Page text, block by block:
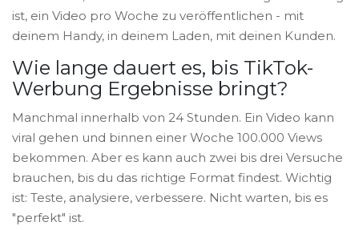
ist, ein Video pro Woche zu veröffentlichen - mit
deinem Handy, in deinem Laden, mit deinen Kunden.
Wie lange dauert es, bis TikTok-
Werbung Ergebnisse bringt?
Manchmal innerhalb von 24 Stunden. Ein Video kann
viral gehen und binnen einer Woche 100.000 Views
bekommen. Aber es kann auch zwei bis drei Versuche
brauchen, bis du das richtige Format findest. Wichtig
ist: Teste, analysiere, verbessere. Nicht warten, bis es
"perfekt" ist.